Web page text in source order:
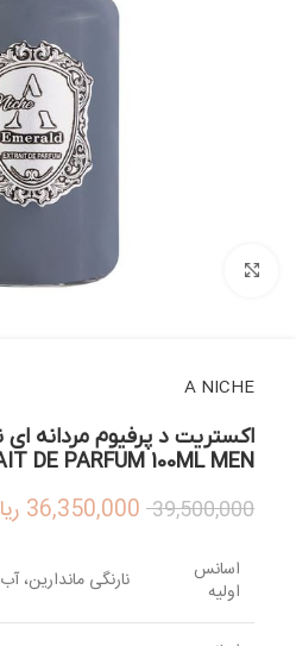
A NICHE
DE PARFUM 100ML MEN
39,500,000
36,350,000
اسانس
اولیه نارنگی ماندارین،